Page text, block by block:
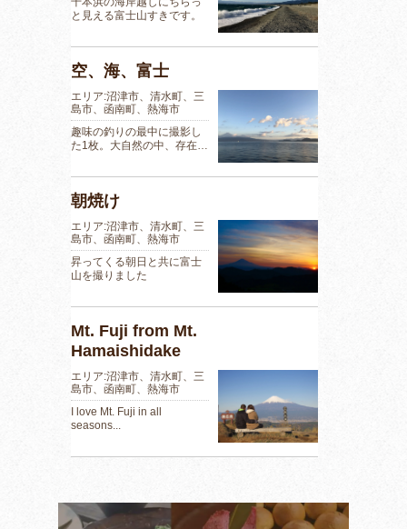
と見える富士山すきです。
空、海、富士
エリア:沼津市、清水町、三
島市、函南町、熱海市
趣味の釣りの最中に撮影し
た1枚。大自然の中、存在…
朝焼け
エリア:沼津市、清水町、三
島市、函南町、熱海市
昇ってくる朝日と共に富士
山を撮りました
Mt. Fuji from Mt.
Hamaishidake
エリア:沼津市、清水町、三
島市、函南町、熱海市
I love Mt. Fuji in all
seasons...